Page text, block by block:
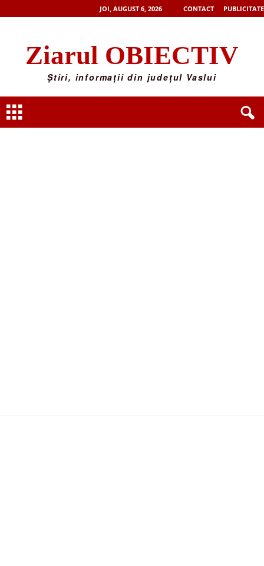
JOI, AUGUST 6, 2026 CONTACT PUBLICITATE
Ziarul OBIECTIV
Știri, informații din județul Vaslui